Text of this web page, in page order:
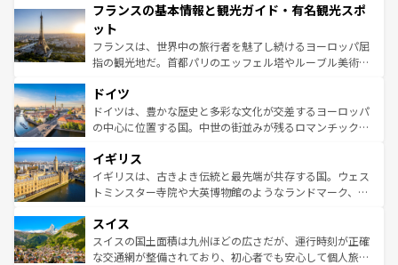
ませてくれるイタリアで、忘れられない旅をしてみよう！
なお、新着のイタリア情報は
しい。
文化が根付くこの国では、情熱的なフラメンコ、熱気あふ
れる闘牛、そして美味しいタパスが生活の一部となってい
る。首都マドリードの洗練された雰囲気や、バルセロナの
アートに溢れた街角から、地方では古代ローマ遺跡や中世
せる。地方によって風土や気候が異なるスペインはその個
性で訪れる人を魅了する。 なお、新着のスペイン情報は コ
ンテンツ一覧を参照してほしい。
フランスの基本情報と観光ガイド・有名観光スポ
ット
フランスは、世界中の旅行者を魅了し続けるヨーロッパ屈
指の観光地だ。首都パリのエッフェル塔やルーブル美術館
で、幅広い魅力が詰まっている。華麗な宮殿、歴史的な大
聖堂、美しいビーチ、そして豊かな自然が、訪れる者を心
から魅了する。また、フランスは美食の国としても知ら
いる。シャンパンの発祥地であるランス、プロヴァンスの
香り高いラベンダー畑など、多彩な楽しみ方が可能だ。さ
らに、パリ以外の地域にも魅力が溢れており、どの街角に
れる地方に足を運ぶとそれぞれで全く異なる文化を体験で
きるだろう。 なお、新着のフランス情報はコンテンツ一覧
を参照してほしい。
ドイツ
ドイツは、豊かな歴史と多彩な文化が交差するヨーロッパ
の中心に位置する国。中世の街並みが残るロマンチック街
顔を持つこの国は、どこを歩いても飽きることがない。ベ
ルリンの文化的活気、バイエルン州のアルプスの絶景、そ
してライン川沿いのワイン畑といった風景は必見。ビール
は、お酒好きな人にはぜひ体験してほしい。 なお、新着の
ドイツ情報はコンテンツ一覧を参照してほしい。
イギリス
イギリスは、古きよき伝統と最先端が共存する国。ウェス
トミンスター寺院や大英博物館のようなランドマーク、歴
リアごとに異なる魅力がある。また、優雅なアフタヌーン
ティー、ビール好きにはたまらない英国パブ、サッカー観
戦など、本場だからこそできる体験も豊富。イギリスを旅
スイス
スイスの国土面積は九州ほどの広さだが、運行時刻が正確
な交通網が整備されており、初心者でも安心して個人旅行